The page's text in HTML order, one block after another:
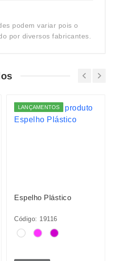
podem variar pois o
por diversos fabricantes.
LANÇAMENTOS
Espelho Plástico
Código: 19116